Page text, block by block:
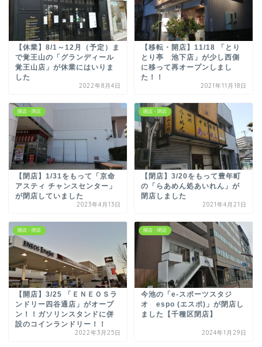
【休業】8/1～12月（予定）ま
で覚王山の「グランディール
覚王山店」が休業にはいりま
した
2022年8月4日
【移転・開店】11/18 「とり
とり亭 池下店」が少し西側
に移って再オープンしまし
た！！
2021年11月18日
開店・閉店
【閉店】1/31をもって「京命
アスティ チャンスセンター」
が閉店していました
2023年4月13日
開店・閉店
【閉店】3/20をもって豊年町
の「らあめん処あいれん」が
閉店しました
2021年4月21日
開店・閉店
【開店】3/25 「ＥＮＥＯＳラ
ンドリー四谷通店」がオープ
ン！！ガソリンスタンドに併
設のコインランドリー！！
2022年3月25日
開店・閉店
今池の「e-スポーツスタジ
オ espo (エスポ)」が閉店し
ました【千種区閉店】
2024年1月29日